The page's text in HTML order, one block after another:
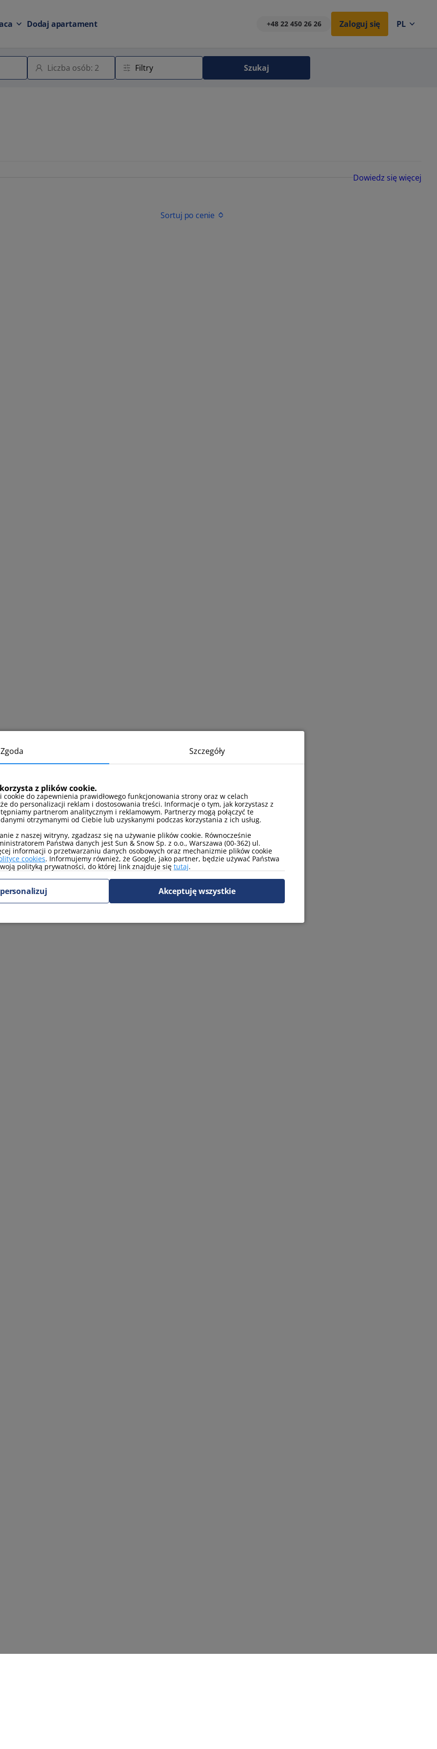
Dodaj apartament +48 22 450 26 26 Zaloguj się PL
Szukaj
Dowiedz się więcej
Sortuj po cenie
Zgoda Szczegóły
z plików cookie.
cookie do zapewnienia prawidłowego funkcjonowania strony oraz w celach
do personalizacji reklam i dostosowania treści. Informacje o tym, jak korzystasz z
partnerom analitycznym i reklamowym. Partnerzy mogą połączyć te
otrzymanymi od Ciebie lub uzyskanymi podczas korzystania z ich usług.
z naszej witryny, zgadzasz się na używanie plików cookie. Równocześnie
Państwa danych jest Sun & Snow Sp. z o.o., Warszawa (00-362) ul.
informacji o przetwarzaniu danych osobowych oraz mechanizmie plików cookie
cookies. Informujemy również, że Google, jako partner, będzie używać Państwa
polityką prywatności, do której link znajduje się tutaj.
Akceptuję wszystkie